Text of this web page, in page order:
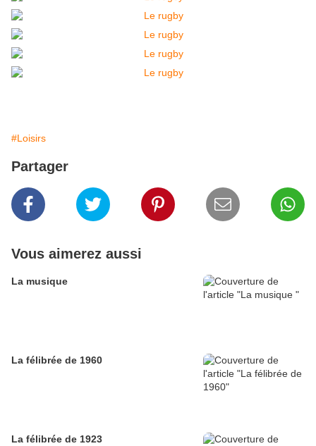
#Loisirs
Partager
Vous aimerez aussi
La musique
La félibrée de 1960
La félibrée de 1923